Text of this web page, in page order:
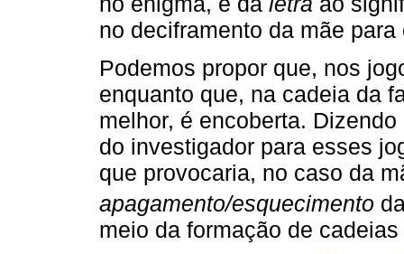
no deciframento da mãe para
Podemos propor que, nos
enquanto que, na cadeia da
melhor, é encoberta.
do investigador para esses
que provocaria, no caso da
apagamento/esquecimento
meio da formação de